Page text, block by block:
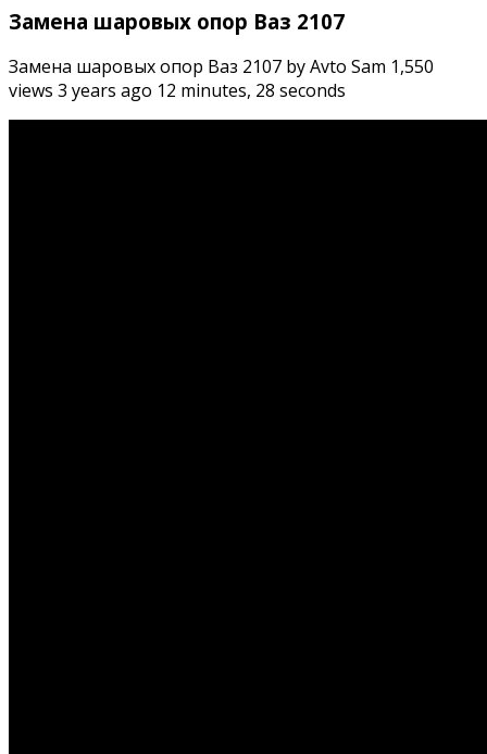
Замена шаровых опор Ваз 2107
Замена шаровых опор Ваз 2107 by Avto Sam 1,550
views 3 years ago 12 minutes, 28 seconds